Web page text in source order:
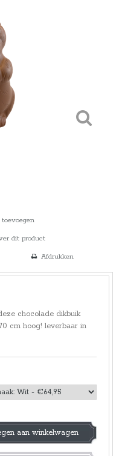
dit product
Afdrukken
chocolade dikbuik
cm hoog! leverbaar in
aan winkelwagen